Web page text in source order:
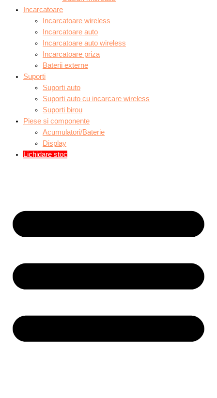
Incarcatoare
Incarcatoare wireless
Incarcatoare auto
Incarcatoare auto wireless
Incarcatoare priza
Baterii externe
Suporti
Suporti auto
Suporti auto cu incarcare wireless
Suporti birou
Piese si componente
Acumulatori/Baterie
Display
Lichidare stoc